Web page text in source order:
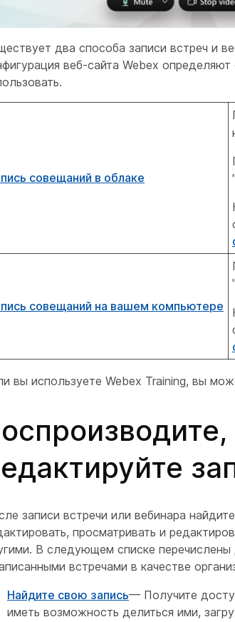
два способа записи встреч и
веб-сайта Webex
совещаний в облаке
совещаний на вашем компьютере
вы используете Webex Training, вы
записи встречи или вебинара
просматривать и
В следующем списке
встречами в качестве
Найдите свою запись— Получите
иметь возможность делиться ими,